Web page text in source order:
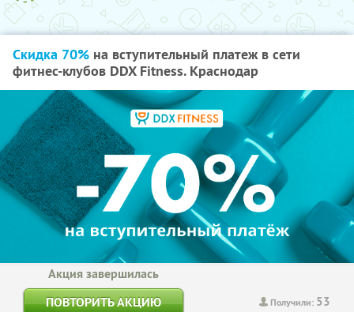
Скидка 70% на вступительный платеж в сети
фитнес-клубов DDX Fitness. Краснодар
Получили: 53
Акция завершилась
ПОВТОРИТЬ АКЦИЮ